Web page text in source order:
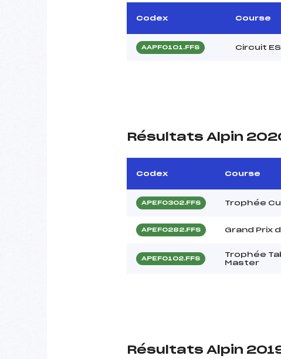
Codex Course
AAPF0101.FFS Circuit
Résultats Alpin
Codex Course
APEF0302.FFS Trophée
APEF0282.FFS Grand Prix
APEF0102.FFS
Trophée
Master
Résultats Alpin